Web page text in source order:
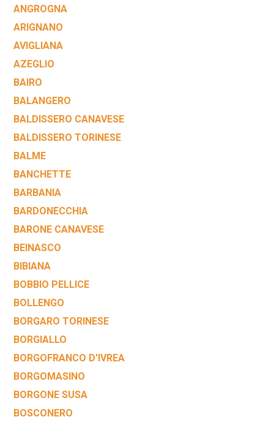
ANGROGNA
ARIGNANO
AVIGLIANA
AZEGLIO
BAIRO
BALANGERO
BALDISSERO CANAVESE
BALDISSERO TORINESE
BALME
BANCHETTE
BARBANIA
BARDONECCHIA
BARONE CANAVESE
BEINASCO
BIBIANA
BOBBIO PELLICE
BOLLENGO
BORGARO TORINESE
BORGIALLO
BORGOFRANCO D'IVREA
BORGOMASINO
BORGONE SUSA
BOSCONERO